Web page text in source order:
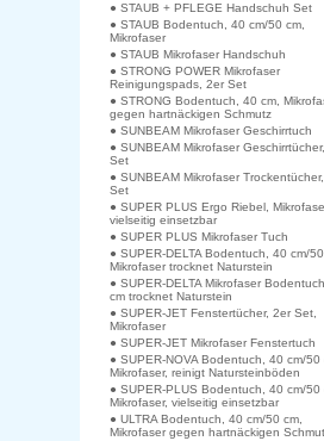
● STAUB + PFLEGE Handschuh Set
● STAUB Bodentuch, 40 cm/50 cm,
Mikrofaser
● STAUB Mikrofaser Handschuh
● STRONG POWER Mikrofaser
Reinigungspads, 2er Set
● STRONG Bodentuch, 40 cm,
gegen hartnäckigen Schmutz
● SUNBEAM Mikrofaser Geschirrtuch
● SUNBEAM Mikrofaser
Set
● SUNBEAM Mikrofaser
Set
● SUPER PLUS Ergo Riebel,
vielseitig einsetzbar
● SUPER PLUS Mikrofaser Tuch
● SUPER-DELTA Bodentuch, 40 cm/
Mikrofaser trocknet Naturstein
● SUPER-DELTA Mikrofaser
cm trocknet Naturstein
● SUPER-JET Fenstertücher, 2er Set,
Mikrofaser
● SUPER-JET Mikrofaser Fenstertuch
● SUPER-NOVA Bodentuch, 40 cm/50
Mikrofaser, reinigt Natursteinböden
● SUPER-PLUS Bodentuch, 40 cm/50
Mikrofaser, vielseitig einsetzbar
● ULTRA Bodentuch, 40 cm/50 cm,
Mikrofaser gegen hartnäckigen